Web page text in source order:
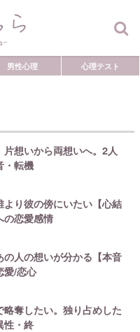
男性心理 心理テスト
想いから両想いへ。2人
・転機
より彼の傍にいたい【心結
の恋愛感情
人の想いが分かる【本音
愛/恋心
奪したい。独り占めした
性・終